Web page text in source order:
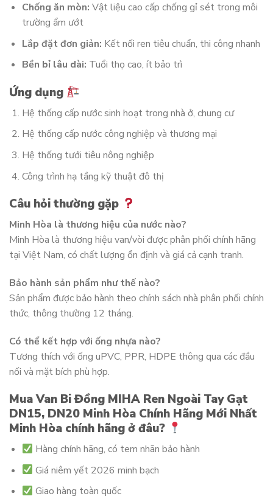
Chống ăn mòn: Vật liệu cao cấp chống gỉ sét trong môi
trường ẩm ướt
Lắp đặt đơn giản: Kết nối ren tiêu chuẩn, thi công nhanh
Bền bỉ lâu dài: Tuổi thọ cao, ít bảo trì
Ứng dụng
Hệ thống cấp nước sinh hoạt trong nhà ở, chung cư
Hệ thống cấp nước công nghiệp và thương mại
Hệ thống tưới tiêu nông nghiệp
Công trình hạ tầng kỹ thuật đô thị
Câu hỏi thường gặp
Minh Hòa là thương hiệu của nước nào?
Minh Hòa là thương hiệu van/vòi được phân phối chính hãng
tại Việt Nam, có chất lượng ổn định và giá cả cạnh tranh.
Bảo hành sản phẩm như thế nào?
Sản phẩm được bảo hành theo chính sách nhà phân phối chính
thức, thông thường 12 tháng.
Có thể kết hợp với ống nhựa nào?
Tương thích với ống uPVC, PPR, HDPE thông qua các đầu
nối và mặt bích phù hợp.
Mua Van Bi Đồng MIHA Ren Ngoài Tay Gạt
DN15, DN20 Minh Hòa Chính Hãng Mới Nhất
Minh Hòa chính hãng ở đâu?
Hàng chính hãng, có tem nhãn bảo hành
Giá niêm yết 2026 minh bạch
Giao hàng toàn quốc